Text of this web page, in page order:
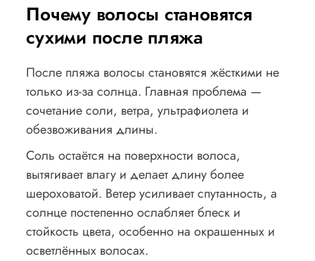
Почему волосы становятся
сухими после пляжа
После пляжа волосы становятся жёсткими не
только из-за солнца. Главная проблема —
сочетание соли, ветра, ультрафиолета и
обезвоживания длины.
Соль остаётся на поверхности волоса,
вытягивает влагу и делает длину более
шероховатой. Ветер усиливает спутанность, а
солнце постепенно ослабляет блеск и
стойкость цвета, особенно на окрашенных и
осветлённых волосах.